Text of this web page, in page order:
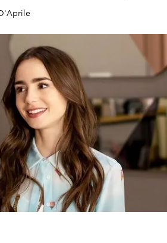
da vedere. Dalla nuova
Lagi; aMonster- il film
di Anthony Mandler.